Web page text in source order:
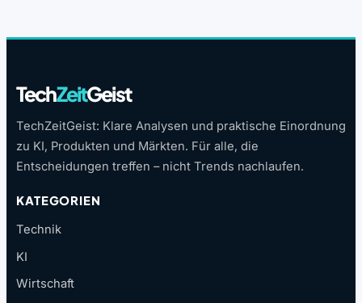
TechZeitGeist
TechZeitGeist: Klare Analysen und praktische Einordnung
zu KI, Produkten und Märkten. Für alle, die
Entscheidungen treffen – nicht Trends nachlaufen.
KATEGORIEN
Technik
KI
Wirtschaft